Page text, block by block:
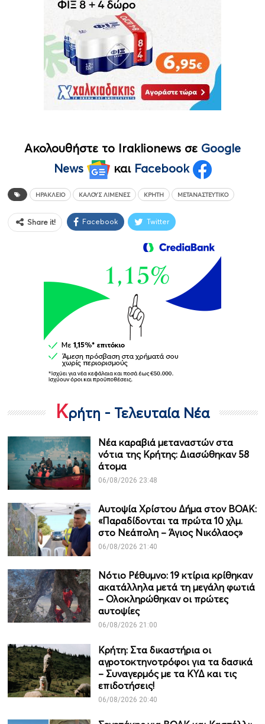
Ακολουθήστε το Iraklionews σε Google
News
και Facebook
ΗΡΆΚΛΕΙΟ ΚΑΛΟΎΣ ΛΙΜΈΝΕΣ ΚΡΉΤΗ ΜΕΤΑΝΑΣΤΕΥΤΙΚΌ
Share it! Facebook Twitter
Κρήτη - Τελευταία Νέα
Νέα καραβιά μεταναστών στα
νότια της Κρήτης: Διασώθηκαν 58
άτομα
06/08/2026 23:48
Αυτοψία Χρίστου Δήμα στον ΒΟΑΚ:
«Παραδίδονται τα πρώτα 10 χλμ.
στο Νεάπολη – Άγιος Νικόλαος»
06/08/2026 21:40
Νότιο Ρέθυμνο: 19 κτίρια κρίθηκαν
ακατάλληλα μετά τη μεγάλη φωτιά
– Ολοκληρώθηκαν οι πρώτες
αυτοψίες
06/08/2026 21:00
Κρήτη: Στα δικαστήρια οι
αγροτοκτηνοτρόφοι για τα δασικά
– Συναγερμός με τα ΚΥΔ και τις
επιδοτήσεις!
06/08/2026 20:40